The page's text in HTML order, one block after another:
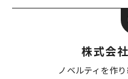
株式会
ノベルティを作り